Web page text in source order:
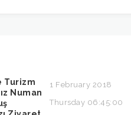
Turizm
Numan
1 February 2018
Thursday 06:45:00